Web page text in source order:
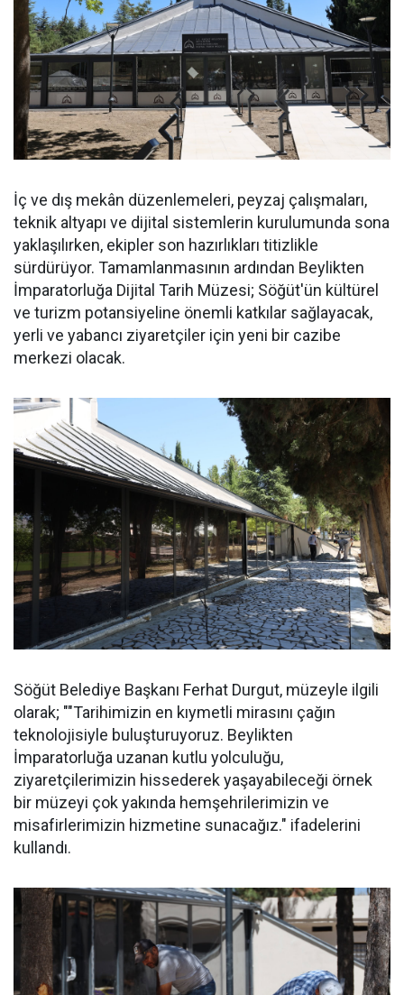
İç ve dış mekân düzenlemeleri, peyzaj çalışmaları,
teknik altyapı ve dijital sistemlerin kurulumunda sona
yaklaşılırken, ekipler son hazırlıkları titizlikle
sürdürüyor. Tamamlanmasının ardından Beylikten
İmparatorluğa Dijital Tarih Müzesi; Söğüt'ün kültürel
ve turizm potansiyeline önemli katkılar sağlayacak,
yerli ve yabancı ziyaretçiler için yeni bir cazibe
merkezi olacak.
Söğüt Belediye Başkanı Ferhat Durgut, müzeyle ilgili
olarak; ""Tarihimizin en kıymetli mirasını çağın
teknolojisiyle buluşturuyoruz. Beylikten
İmparatorluğa uzanan kutlu yolculuğu,
ziyaretçilerimizin hissederek yaşayabileceği örnek
bir müzeyi çok yakında hemşehrilerimizin ve
misafirlerimizin hizmetine sunacağız." ifadelerini
kullandı.